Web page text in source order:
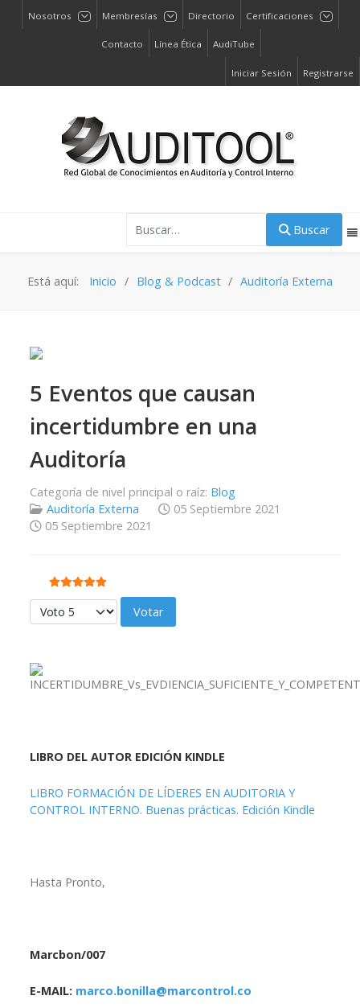
Nosotros Membresías Directorio Certificaciones
Contacto Línea Ética AudiTube
Iniciar Sesión Registrarse
Buscar
Está aquí: Inicio Blog & Podcast Auditoría Externa
5 Eventos que causan
incertidumbre en una
Auditoría
Categoría de nivel principal o raíz: Blog
Auditoría Externa
05 Septiembre 2021
05 Septiembre 2021
Ratio:5/5
Por favor, vote
LIBRO DEL AUTOR EDICIÓN KINDLE
LIBRO FORMACIÓN DE LÍDERES EN AUDITORIA Y
CONTROL INTERNO. Buenas prácticas. Edición Kindle
Hasta Pronto,
Marcbon/007
E-MAIL: marco.bonilla@marcontrol.co